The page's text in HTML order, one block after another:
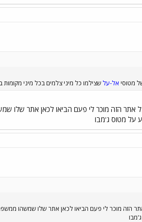
מטוסי אל-עלשצילמו כל מיני צלמים בכל מיני מקומות
הזה מוכר לי פעם הביאו לכאן אתר שלו
על מטוס ג'מבו
הזה מוכר לי פעם הביאו לכאן אתר שלו שמשהו